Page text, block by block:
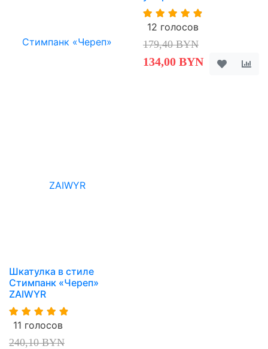
Шкатулка в стиле
Стимпанк «Череп»
ZAIWYR
11 голосов
240,10 BYN
12 голосов
179,40 BYN
134,00 BYN